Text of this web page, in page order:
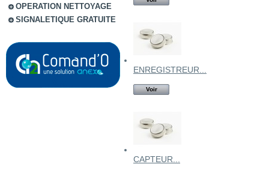
OPERATION NETTOYAGE
SIGNALETIQUE GRATUITE
ENREGISTREUR...
Voir
CAPTEUR...